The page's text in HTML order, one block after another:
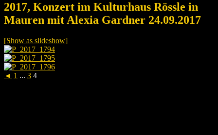
2017, Konzert im Kulturhaus Rössle in
Mauren mit Alexia Gardner 24.09.2017
[Show as slideshow]
◄ 1 ... 3 4